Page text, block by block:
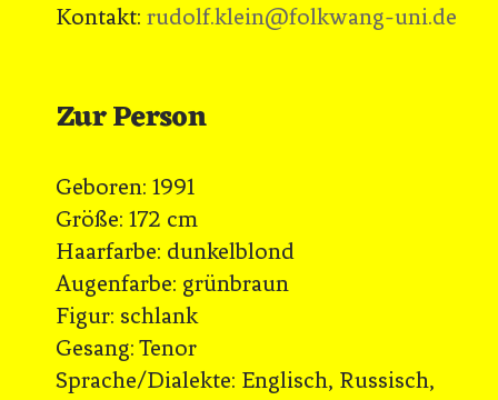
Kontakt: rudolf.klein@folkwang-uni.de
Zur Person
Geboren: 1991
Größe: 172 cm
Haarfarbe: dunkelblond
Augenfarbe: grünbraun
Figur: schlank
Gesang: Tenor
Sprache/Dialekte: Englisch, Russisch,